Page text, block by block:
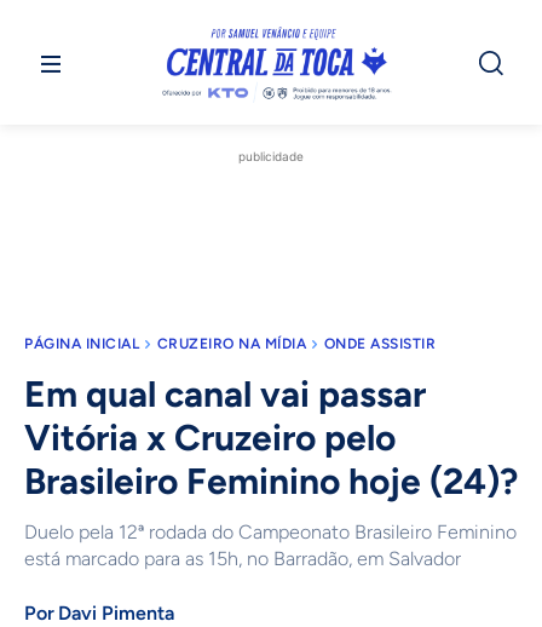
publicidade
PÁGINA INICIAL CRUZEIRO NA MÍDIA ONDE ASSISTIR
Em qual canal vai passar
Vitória x Cruzeiro pelo
Brasileiro Feminino hoje (24)?
Duelo pela 12ª rodada do Campeonato Brasileiro Feminino
está marcado para as 15h, no Barradão, em Salvador
Por Davi Pimenta